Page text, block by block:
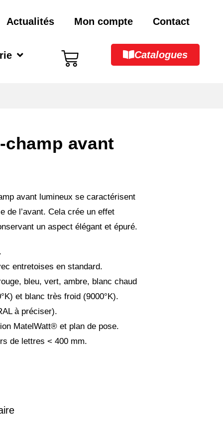
Actualités Mon compte Contact
Catalogues
avant
avant lumineux se caractérisent
de l’avant. Cela crée un effet
un aspect élégant et épuré.
entretoises en standard.
bleu, vert, ambre, blanc chaud
et blanc très froid (9000°K).
à préciser).
MatelWatt® et plan de pose.
de lettres < 400 mm.